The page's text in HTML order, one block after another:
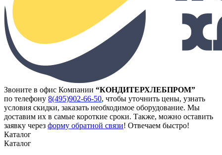
Звоните в офис Компании “КОНДИТЕРХЛЕБПРОМ”
по телефону 8(495)902-66-50, чтобы уточнить цены, узнать
условия скидки, заказать необходимое оборудование. Мы
доставим их в самые короткие сроки. Также, можно оставить
заявку через форму обратной связи! Отвечаем быстро!
Каталог
Каталог